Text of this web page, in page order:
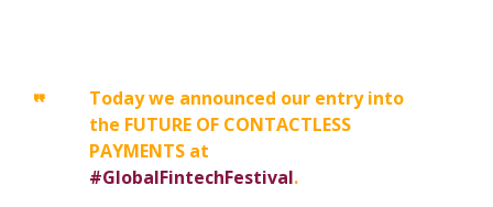
Today we announced our entry into
the FUTURE OF CONTACTLESS
PAYMENTS at
#GlobalFintechFestival.